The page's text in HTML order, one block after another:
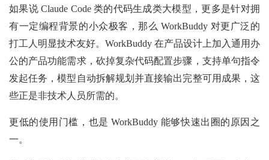
如果说 Claude Code 类的代码生成类大模型，更多是针对拥
有一定编程背景的小众极客，那么 WorkBuddy 对更广泛的
打工人明显技术友好。WorkBuddy 在产品设计上加入通用办
公的产品功能需求，砍掉复杂代码配置步骤，支持单句指令
发起任务，模型自动拆解规划并直接输出完整可用成果，这
些正是非技术人员所需的。
更低的使用门槛，也是 WorkBuddy 能够快速出圈的原因之
一。